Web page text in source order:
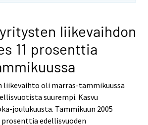
liikevaihdon
11 prosenttia
liikevaihto oli marras-tammikuussa
suurempi. Kasvu
joulukuusta. Tammikuun 2005
edellisvuoden